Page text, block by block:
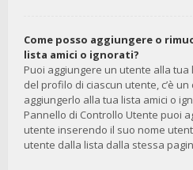
Come posso aggiungere o
lista amici o ignorati?
Puoi aggiungere un utente alla tua
del profilo di ciascun utente, c’è
aggiungerlo alla tua lista amici o
Pannello di Controllo Utente puoi
utente inserendo il suo nome
utente dalla lista dalla stessa